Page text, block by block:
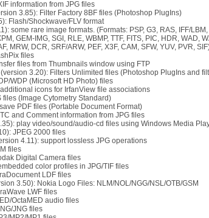
information from JPG files
3.85): Filter Factory 8BF files (Photoshop PlugIns)
Flash/Shockwave/FLV format
some rare image formats. (Formats: PSP, G3, RAS, IFF/LBM,
GEM-IMG, SGI, RLE, WBMP, TTF, FITS, PIC, HDR, WAD,
MRW, DCR, SRF/ARW, PEF, X3F, CAM, SFW, YUV, PVR,
files
files from Thumbnails window using FTP
(version 3.20): Filters Unlimited files (Photoshop PlugIns and
WDP (Microsoft HD Photo) files
icons for IrfanView file associations
files (Image Cytometry Standard)
PDF files (Portable Document Format)
and Comment information from JPG files
play video/sound/audio-cd files using Windows Media
JPEG 2000 files
4.11): support lossless JPG operations
files
Digital Camera files
color profiles in JPG/TIF files
LDF files
3.50): Nokia Logo Files: NLM/NOL/NGG/NSL/OTB/GSM
LWF files
OctaMED audio files
JNG files